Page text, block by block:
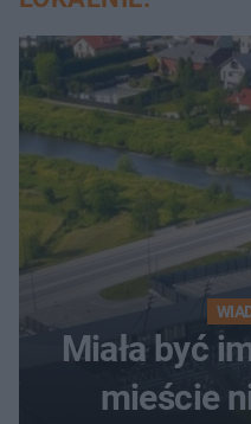
Miała być
mieście